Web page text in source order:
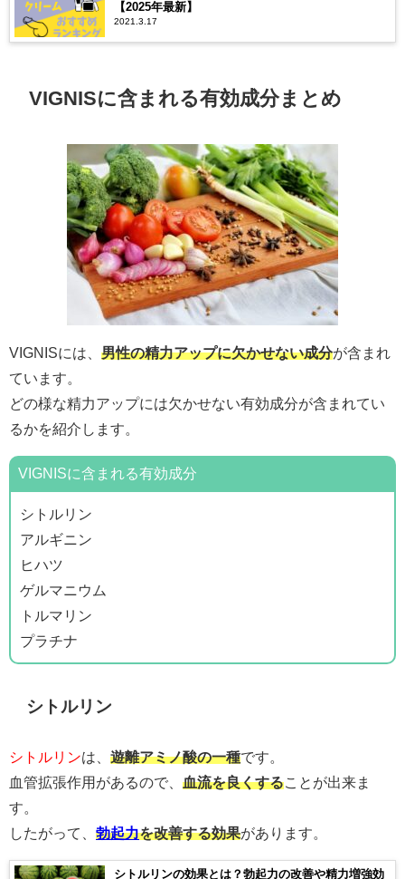
【2025年最新】
2021.3.17
VIGNISに含まれる有効成分まとめ
VIGNISには、 男性の精力アップに欠かせない成分が含まれ
ています。
どの様な精力アップには欠かせない有効成分が含まれてい
るかを紹介します。
VIGNISに含まれる有効成分
シトルリン
アルギニン
ヒハツ
ゲルマニウム
トルマリン
プラチナ
シトルリン
シトルリンは、 遊離アミノ酸の一種です。
血管拡張作用があるので、 血流を良くする ことが出来ま
す。
したがって、 勃起力を改善する効果があります。
シトルリンの効果とは？勃起力の改善や精力増強効